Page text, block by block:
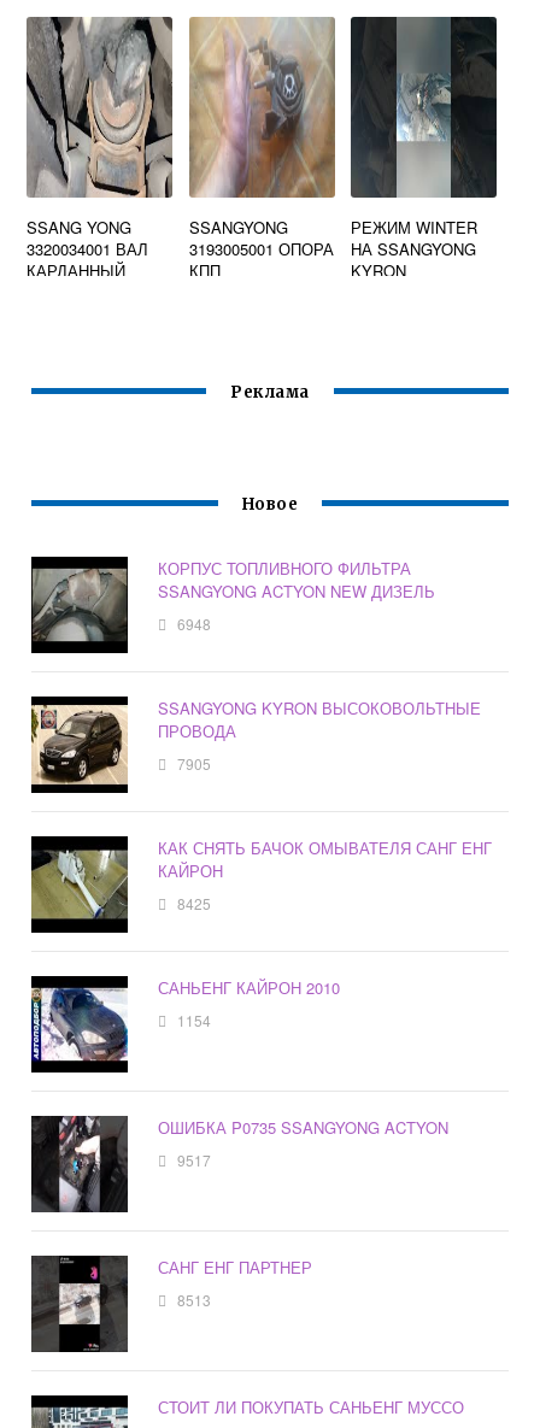
SSANG YONG
3320034001 ВАЛ
КАРДАННЫЙ
SSANGYONG
3193005001 ОПОРА
КПП
РЕЖИМ WINTER
НА SSANGYONG
KYRON
Реклама
Новое
КОРПУС ТОПЛИВНОГО ФИЛЬТРА
SSANGYONG ACTYON NEW ДИЗЕЛЬ
6948
SSANGYONG KYRON ВЫСОКОВОЛЬТНЫЕ
ПРОВОДА
7905
КАК СНЯТЬ БАЧОК ОМЫВАТЕЛЯ САНГ ЕНГ
КАЙРОН
8425
САНЬЕНГ КАЙРОН 2010
1154
ОШИБКА P0735 SSANGYONG ACTYON
9517
САНГ ЕНГ ПАРТНЕР
8513
СТОИТ ЛИ ПОКУПАТЬ САНЬЕНГ МУССО